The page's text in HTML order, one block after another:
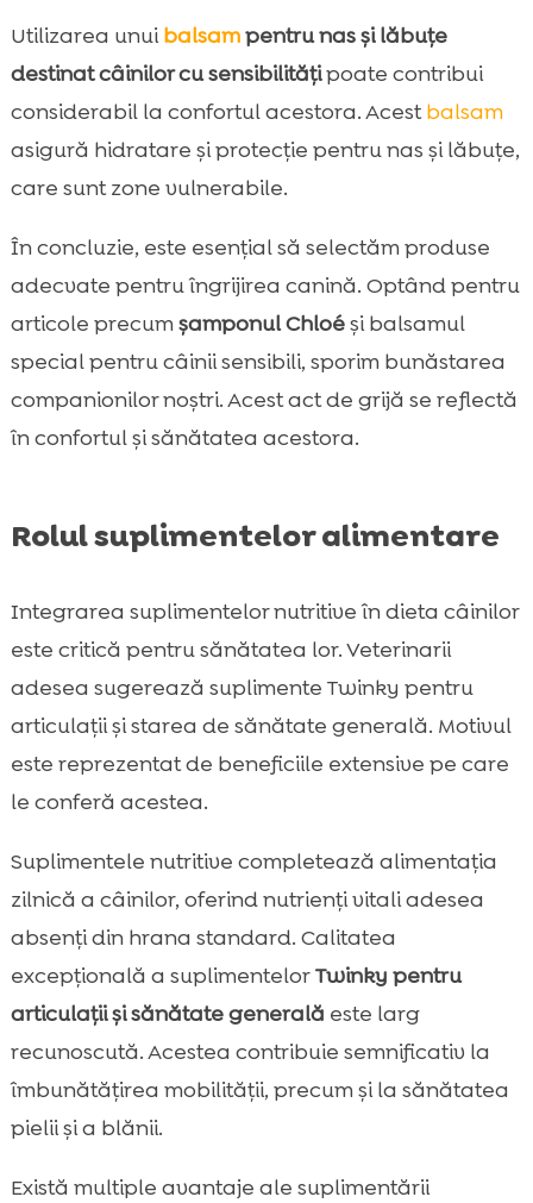
Utilizarea unuibalsampentru nas și lăbuțe
destinat câinilor cu sensibilitățipoate contribui
considerabil la confortul acestora. Acestbalsam
asigură hidratare și protecție pentru nas și lăbuțe,
care sunt zone vulnerabile.
În concluzie, este esențial să selectăm produse
adecvate pentru îngrijirea canină. Optând pentru
articole precumșamponul Chloéși balsamul
special pentru câinii sensibili, sporim bunăstarea
companionilor noștri. Acest act de grijă se reflectă
în confortul și sănătatea acestora.
Rolul suplimentelor alimentare
Integrarea suplimentelor nutritive în dieta câinilor
este critică pentru sănătatea lor. Veterinarii
adesea sugerează suplimente Twinky pentru
articulații și starea de sănătate generală. Motivul
este reprezentat de beneficiile extensive pe care
le conferă acestea.
Suplimentele nutritive completează alimentația
zilnică a câinilor, oferind nutrienți vitali adesea
absenți din hrana standard. Calitatea
excepțională a suplimentelorTwinky pentru
articulații și sănătate generală este larg
recunoscută. Acestea contribuie semnificativ la
îmbunătățirea mobilității, precum și la sănătatea
pielii și a blănii.
Există multiple avantaje ale suplimentării